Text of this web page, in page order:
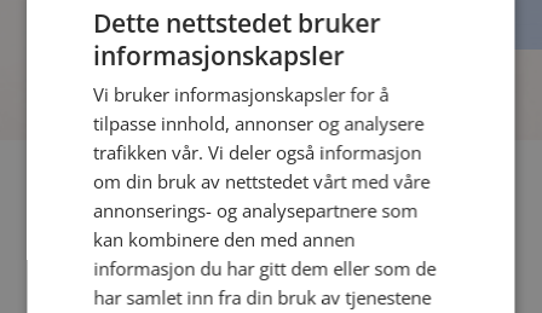
Fler single
Andre single fra Drammen
Kvinner fra Drammen
Date kvinner i Norge
Dette nettstedet bruker
informasjonskapsler
Vi bruker informasjonskapsler for å
tilpasse innhold, annonser og analysere
trafikken vår. Vi deler også informasjon
om din bruk av nettstedet vårt med våre
annonserings- og analysepartnere som
kan kombinere den med annen
informasjon du har gitt dem eller som de
har samlet inn fra din bruk av tjenestene